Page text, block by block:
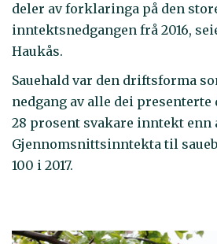
deler av forklaringa på den
inntektsnedgangen frå 2016,
Haukås.
Sauehald var den driftsforma
nedgang av alle dei
28 prosent svakare inntekt enn
Gjennomsnittsinntekta til
100 i 2017.